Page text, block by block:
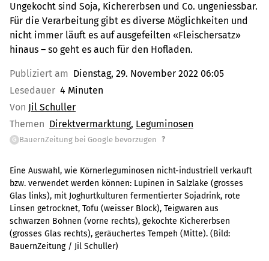
Ungekocht sind Soja, Kichererbsen und Co. ungeniessbar.
Für die Verarbeitung gibt es diverse Möglichkeiten und
nicht immer läuft es auf ausgefeilten «Fleischersatz»
hinaus – so geht es auch für den Hofladen.
Publiziert am Dienstag, 29. November 2022 06:05
Lesedauer 4 Minuten
Von Jil Schuller
Themen Direktvermarktung Leguminosen
G BauernZeitung bei Google bevorzugen ?
Eine Auswahl, wie Körnerleguminosen nicht-industriell verkauft
bzw. verwendet werden können: Lupinen in Salzlake (grosses
Glas links), mit Joghurtkulturen fermentierter Sojadrink, rote
Linsen getrocknet, Tofu (weisser Block), Teigwaren aus
schwarzen Bohnen (vorne rechts), gekochte Kichererbsen
(grosses Glas rechts), geräuchertes Tempeh (Mitte). (Bild:
BauernZeitung / Jil Schuller)